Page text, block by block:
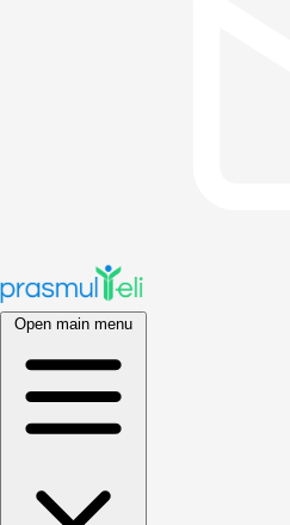
Open main menu